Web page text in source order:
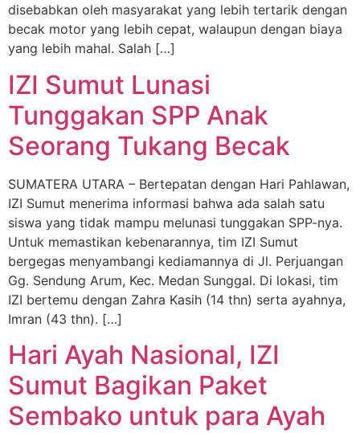
disebabkan oleh masyarakat yang lebih tertarik dengan
becak motor yang lebih cepat, walaupun dengan biaya
yang lebih mahal. Salah […]
IZI Sumut Lunasi
Tunggakan SPP Anak
Seorang Tukang Becak
SUMATERA UTARA – Bertepatan dengan Hari Pahlawan,
IZI Sumut menerima informasi bahwa ada salah satu
siswa yang tidak mampu melunasi tunggakan SPP-nya.
Untuk memastikan kebenarannya, tim IZI Sumut
bergegas menyambangi kediamannya di Jl. Perjuangan
Gg. Sendung Arum, Kec. Medan Sunggal. Di lokasi, tim
IZI bertemu dengan Zahra Kasih (14 thn) serta ayahnya,
Imran (43 thn). […]
Hari Ayah Nasional, IZI
Sumut Bagikan Paket
Sembako untuk para Ayah